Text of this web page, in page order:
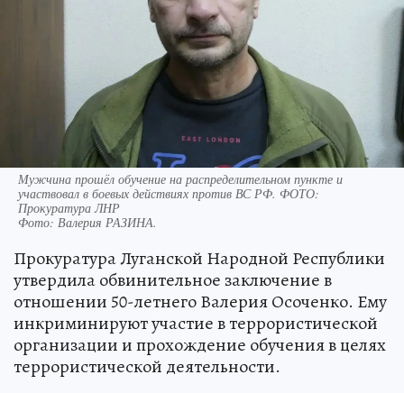
Мужчина прошёл обучение на распределительном пункте и
участвовал в боевых действиях против ВС РФ. ФОТО:
Прокуратура ЛНР
Фото: Валерия РАЗИНА.
Прокуратура Луганской Народной Республики
утвердила обвинительное заключение в
отношении 50-летнего Валерия Осоченко. Ему
инкриминируют участие в террористической
организации и прохождение обучения в целях
террористической деятельности.